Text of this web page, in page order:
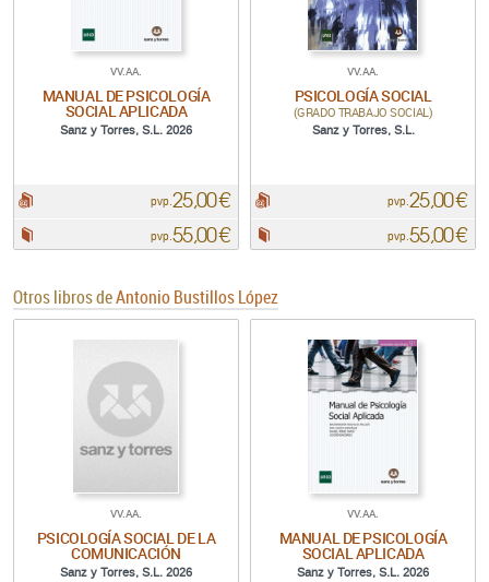
VV.AA.
MANUAL DE PSICOLOGÍA
SOCIAL APLICADA
Sanz y Torres, S.L. 2026
pvp. 25,00 €
pvp.55,00 €
VV.AA.
PSICOLOGÍA SOCIAL
(GRADO TRABAJO SOCIAL)
Sanz y Torres, S.L.
pvp. 25,00 €
pvp.55,00 €
Otros libros deAntonio Bustillos López
VV.AA.
PSICOLOGÍA SOCIAL DE LA
COMUNICACIÓN
Sanz y Torres, S.L. 2026
VV.AA.
MANUAL DE PSICOLOGÍA
SOCIAL APLICADA
Sanz y Torres, S.L. 2026